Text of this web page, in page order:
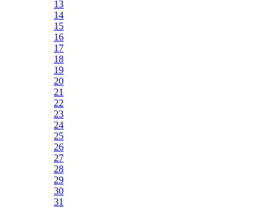
13
14
15
16
17
18
19
20
21
22
23
24
25
26
27
28
29
30
31